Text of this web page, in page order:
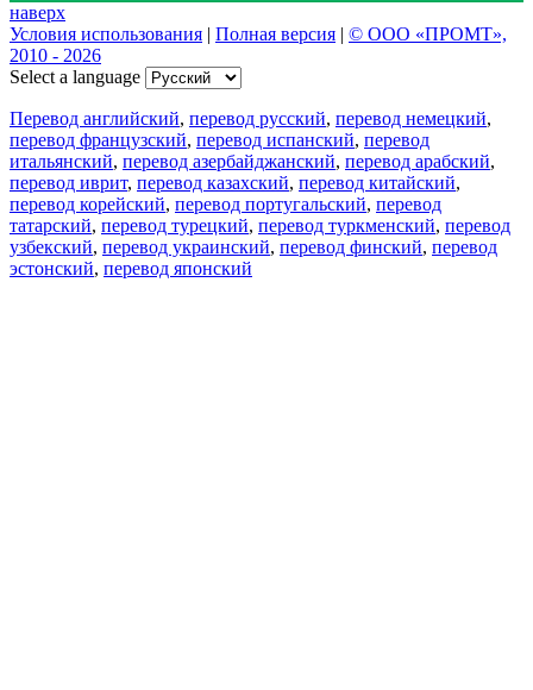
наверх
Условия использования | Полная версия | © ООО «ПРОМТ»,
2010 - 2026
Select a language
Перевод английский, перевод русский, перевод немецкий,
перевод французский, перевод испанский, перевод
итальянский, перевод азербайджанский, перевод арабский,
перевод иврит, перевод казахский, перевод китайский,
перевод корейский, перевод португальский, перевод
татарский, перевод турецкий, перевод туркменский, перевод
узбекский, перевод украинский, перевод финский, перевод
эстонский, перевод японский